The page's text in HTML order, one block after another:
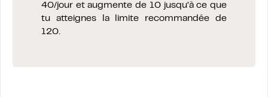
40/jour et augmente de 10 jusqu’à ce que
tu atteignes la limite recommandée de
120.